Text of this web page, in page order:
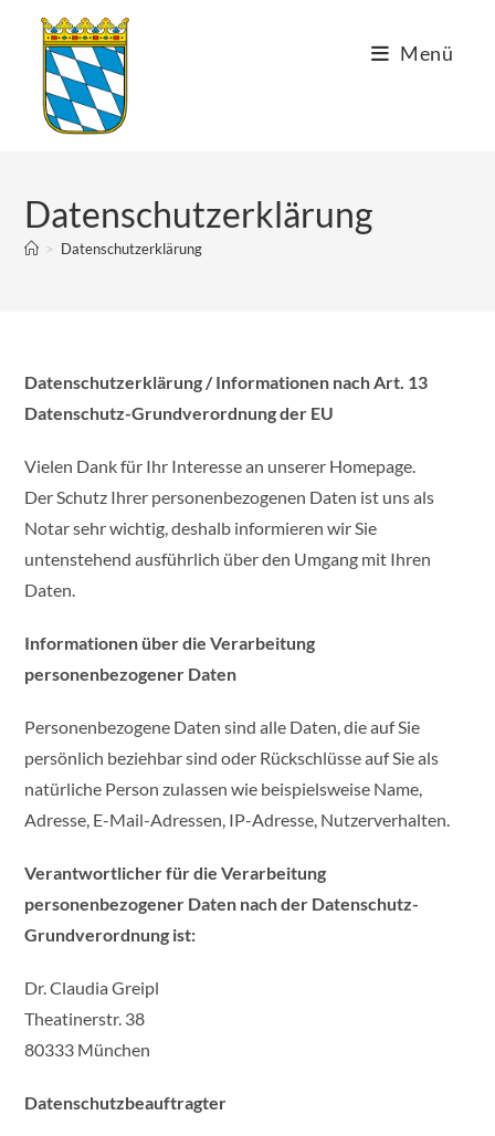
springen
Menü
Datenschutzerklärung
> Datenschutzerklärung
Datenschutzerklärung / Informationen nach Art. 13
Datenschutz-Grundverordnung der EU
Vielen Dank für Ihr Interesse an unserer Homepage.
Der Schutz Ihrer personenbezogenen Daten ist uns als
Notar sehr wichtig, deshalb informieren wir Sie
untenstehend ausführlich über den Umgang mit Ihren
Daten.
Informationen über die Verarbeitung
personenbezogener Daten
Personenbezogene Daten sind alle Daten, die auf Sie
persönlich beziehbar sind oder Rückschlüsse auf Sie als
natürliche Person zulassen wie beispielsweise Name,
Adresse, E-Mail-Adressen, IP-Adresse, Nutzerverhalten.
Verantwortlicher für die Verarbeitung
personenbezogener Daten nach der Datenschutz-
Grundverordnung ist:
Dr. Claudia Greipl
Theatinerstr. 38
80333 München
Datenschutzbeauftragter